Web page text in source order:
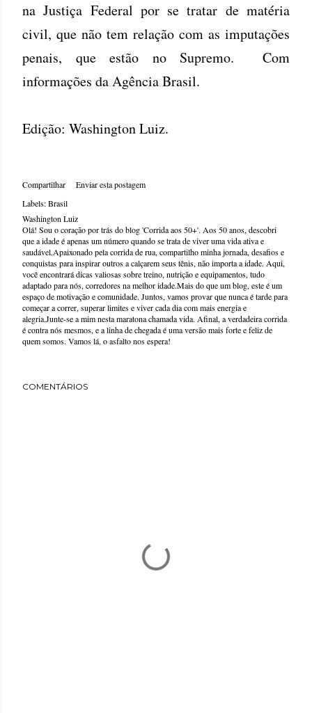
na Justiça Federal por se tratar de matéria
civil, que não tem relação com as imputações
penais, que estão no Supremo. Com
informações da Agência Brasil.
Edição: Washington Luiz.
Compartilhar
Enviar esta postagem
Labels:Brasil
Washington Luiz
Olá! Sou o coração por trás do blog 'Corrida aos 50+'. Aos 50 anos, descobri
que a idade é apenas um número quando se trata de viver uma vida ativa e
saudável.Apaixonado pela corrida de rua, compartilho minha jornada, desafios e
conquistas para inspirar outros a calçarem seus tênis, não importa a idade. Aqui,
você encontrará dicas valiosas sobre treino, nutrição e equipamentos, tudo
adaptado para nós, corredores na melhor idade.Mais do que um blog, este é um
espaço de motivação e comunidade. Juntos, vamos provar que nunca é tarde para
começar a correr, superar limites e viver cada dia com mais energia e
alegria.Junte-se a mim nesta maratona chamada vida. Afinal, a verdadeira corrida
é contra nós mesmos, e a linha de chegada é uma versão mais forte e feliz de
quem somos. Vamos lá, o asfalto nos espera!
COMENTÁRIOS